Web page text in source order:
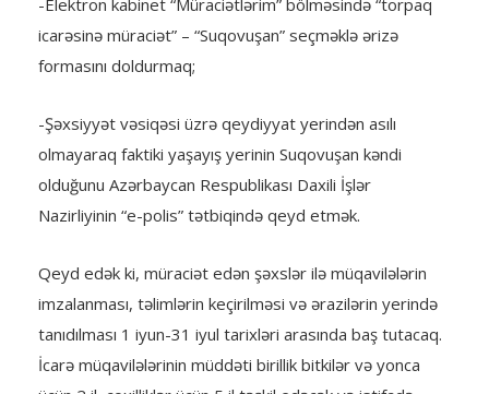
-Elektron kabinet “Müraciətlərim” bölməsində “torpaq
icarəsinə müraciət” – “Suqovuşan” seçməklə ərizə
formasını doldurmaq;
-Şəxsiyyət vəsiqəsi üzrə qeydiyyat yerindən asılı
olmayaraq faktiki yaşayış yerinin Suqovuşan kəndi
olduğunu Azərbaycan Respublikası Daxili İşlər
Nazirliyinin “e-polis” tətbiqində qeyd etmək.
Qeyd edək ki, müraciət edən şəxslər ilə müqavilələrin
imzalanması, təlimlərin keçirilməsi və ərazilərin yerində
tanıdılması 1 iyun-31 iyul tarixləri arasında baş tutacaq.
İcarə müqavilələrinin müddəti birillik bitkilər və yonca